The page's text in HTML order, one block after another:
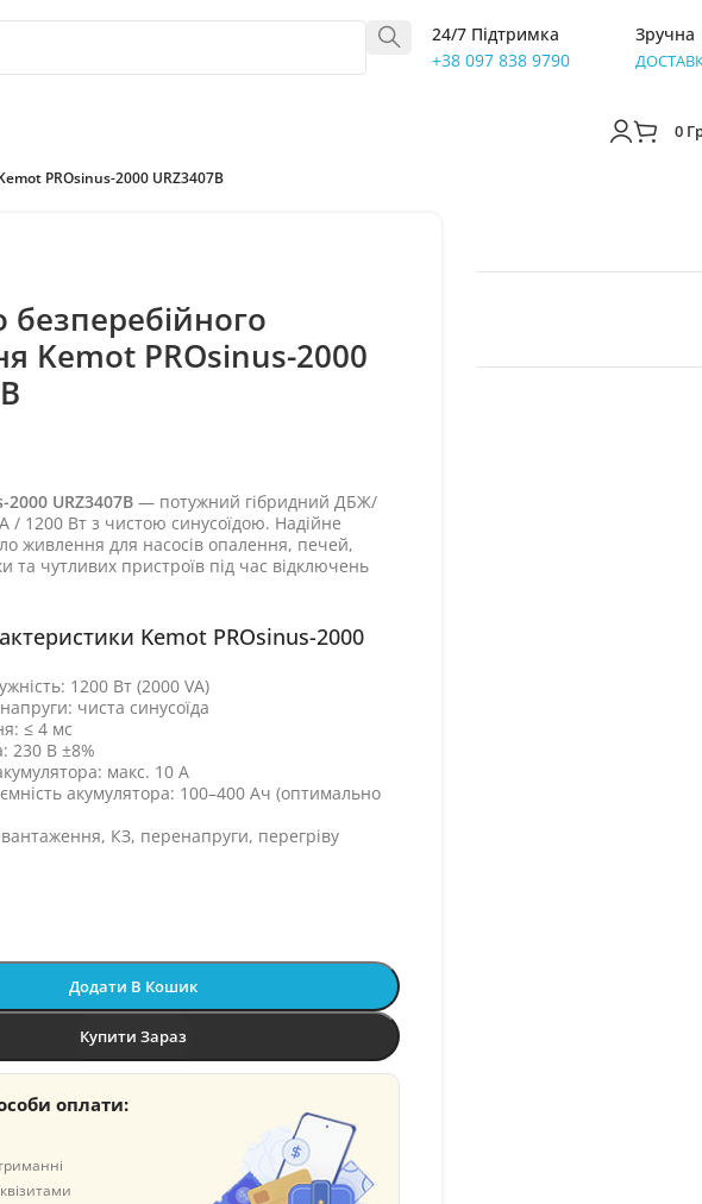
24/7 Підтримка
+38 097 838 9790
Зручна
0
PROsinus-2000 URZ3407B
Kemot PROsinus-2000
URZ3407B— потужний гібридний ДБЖ/
/ 1200 Вт з чистою синусоїдою. Надійне
живлення для насосів опалення, печей,
та чутливих пристроїв під час відключень
Kemot PROsinus-2000
1200 Вт (2000 VA)
чиста синусоїда
≤ 4 мс
230 В ±8%
макс. 10 А
акумулятора: 100–400 Ач (оптимально
КЗ, перенапруги, перегріву
Додати В Кошик
Купити Зараз
оплати: